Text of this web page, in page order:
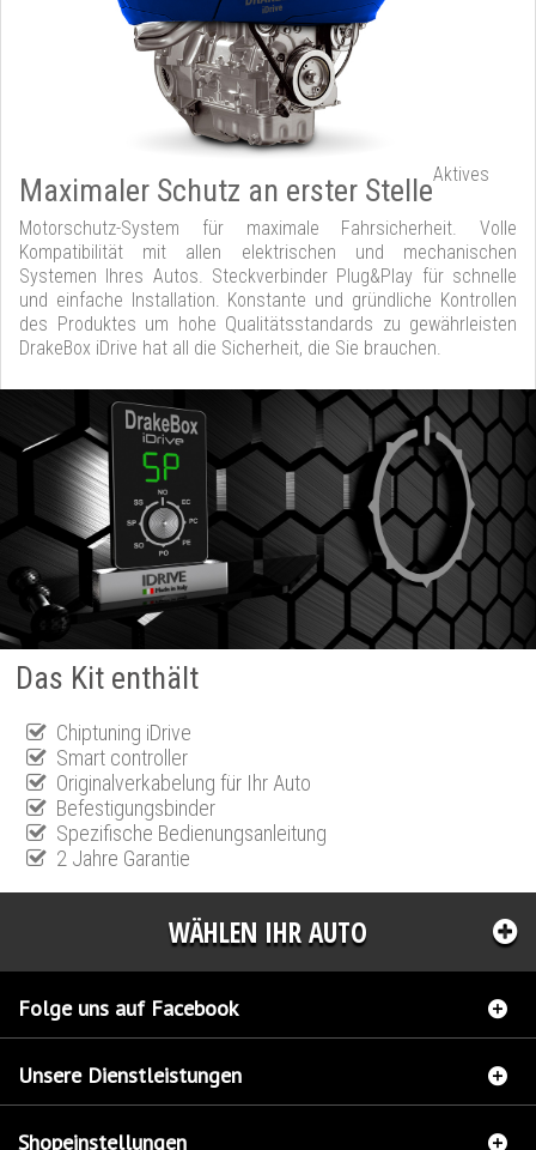
Maximaler Schutz an erster StelleAktives
Motorschutz-System für maximale Fahrsicherheit. Volle
Kompatibilität mit allen elektrischen und mechanischen
Systemen Ihres Autos. Steckverbinder Plug&Play für schnelle
und einfache Installation. Konstante und gründliche Kontrollen
des Produktes um hohe Qualitätsstandards zu gewährleisten
DrakeBox iDrive hat all die Sicherheit, die Sie brauchen.
Das Kit enthält
Chiptuning iDrive
Smart controller
Originalverkabelung für Ihr Auto
Befestigungsbinder
Spezifische Bedienungsanleitung
2 Jahre Garantie
WÄHLEN IHR AUTO
Folge uns auf Facebook
Unsere Dienstleistungen
Shopeinstellungen